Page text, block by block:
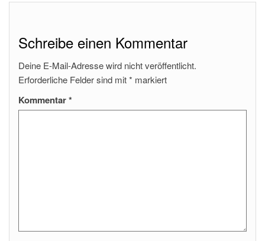
Schreibe einen Kommentar
Deine E-Mail-Adresse wird nicht veröffentlicht.
Erforderliche Felder sind mit* markiert
Kommentar*